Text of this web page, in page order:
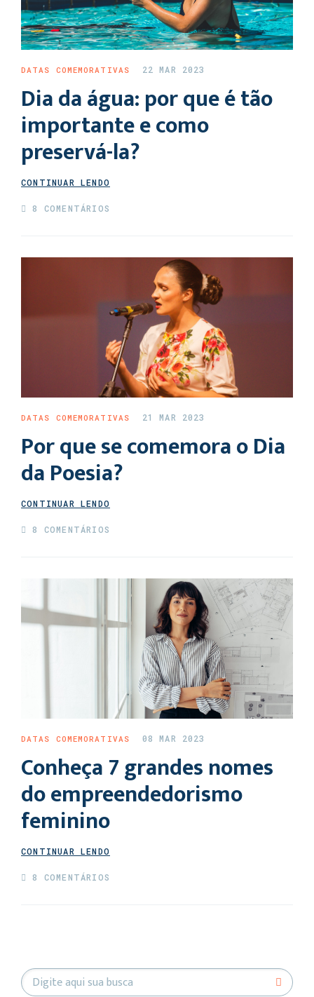
DATAS COMEMORATIVAS 22 MAR 2023
Dia da água: por que é tão
importante e como
preservá-la?
CONTINUAR LENDO
8 COMENTÁRIOS
DATAS COMEMORATIVAS 21 MAR 2023
Por que se comemora o Dia
da Poesia?
CONTINUAR LENDO
8 COMENTÁRIOS
DATAS COMEMORATIVAS 08 MAR 2023
Conheça 7 grandes nomes
do empreendedorismo
feminino
CONTINUAR LENDO
8 COMENTÁRIOS